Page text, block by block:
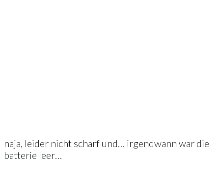
naja, leider nicht scharf und… irgendwann war die
batterie leer…